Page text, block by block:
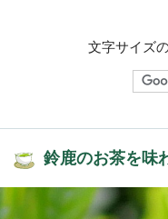
文字サイズ
鈴鹿のお茶を味